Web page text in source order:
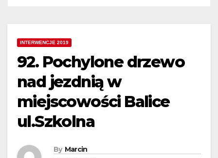
INTERWENCJE 2019
92. Pochylone drzewo
nad jezdnią w
miejscowości Balice
ul.Szkolna
By Marcin